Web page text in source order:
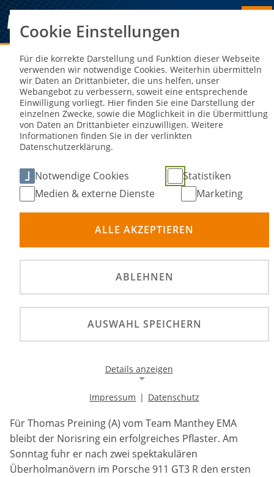
Sie sind hier: NEWS
DTM Norisring: Thomas Preining
feiert ersten Saisonerfolg
10. Jul 2023
Porsche-Pilot Thomas Preining siegt am Norisring
nach einem spektakulären Überholmanöver in der
Grundig-Kehre und erobert damit die
Motorsport beenden den Sonntagslauf auf den
Für Thomas Preining (A) vom Team Manthey EMA
bleibt der Norisring ein erfolgreiches Pflaster. Am
Sonntag fuhr er nach zwei spektakulären
Überholmanövern im Porsche 911 GT3 R den ersten
Cookie Einstellungen
Für die korrekte Darstellung und Funktion dieser Webseite
verwenden wir notwendige Cookies. Weiterhin übermitteln
wir Daten an Drittanbieter, die uns helfen, unser
Webangebot zu verbessern, soweit eine entsprechende
Einwilligung vorliegt. Hier finden Sie eine Darstellung der
einzelnen Zwecke, sowie die Möglichkeit in die Übermittlung
von Daten an Drittanbieter einzuwilligen. Weitere
Informationen finden Sie in der verlinkten
Datenschutzerklärung.
Notwendige Cookies
Statistiken
Medien & externe Dienste
Marketing
ALLE AKZEPTIEREN
ABLEHNEN
AUSWAHL SPEICHERN
Details anzeigen
Notwendige Cookies ermöglichen die Kernfunktionalität
einer Website. Sie helfen dabei, die Website nutzbar zu
machen, indem sie grundlegende Funktionen
ermöglichen. Ohne diese Cookies kann die Website nicht
richtig funktionieren.
Impressum | Datenschutz